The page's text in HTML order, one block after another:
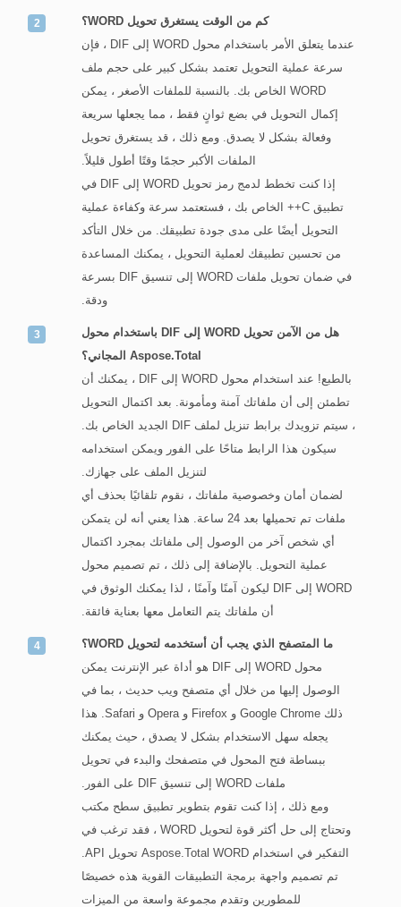
كم من الوقت يستغرق تحويل WORD؟
عندما يتعلق الأمر باستخدام محول WORD إلى DIF ، فإن
سرعة عملية التحويل تعتمد بشكل كبير على حجم ملف
WORD الخاص بك. بالنسبة للملفات الأصغر ، يمكن
إكمال التحويل في بضع ثوانٍ فقط ، مما يجعلها سريعة
وفعالة بشكل لا يصدق. ومع ذلك ، قد يستغرق تحويل
الملفات الأكبر حجمًا وقتًا أطول قليلاً.
إذا كنت تخطط لدمج رمز تحويل WORD إلى DIF في
تطبيق C++ الخاص بك ، فستعتمد سرعة وكفاءة عملية
التحويل أيضًا على مدى جودة تطبيقك. من خلال التأكد
من تحسين تطبيقك لعملية التحويل ، يمكنك المساعدة
في ضمان تحويل ملفات WORD إلى تنسيق DIF بسرعة
ودقة.
هل من الآمن تحويل WORD إلى DIF باستخدام محول
Aspose.Total المجاني؟
بالطبع! عند استخدام محول WORD إلى DIF ، يمكنك أن
تطمئن إلى أن ملفاتك آمنة ومأمونة. بعد اكتمال التحويل
، سيتم تزويدك برابط تنزيل لملف DIF الجديد الخاص بك.
سيكون هذا الرابط متاحًا على الفور ويمكن استخدامه
لتنزيل الملف على جهازك.
لضمان أمان وخصوصية ملفاتك ، نقوم تلقائيًا بحذف أي
ملفات تم تحميلها بعد 24 ساعة. هذا يعني أنه لن يتمكن
أي شخص آخر من الوصول إلى ملفاتك بمجرد اكتمال
عملية التحويل. بالإضافة إلى ذلك ، تم تصميم محول
WORD إلى DIF ليكون آمنًا وآمنًا ، لذا يمكنك الوثوق في
أن ملفاتك يتم التعامل معها بعناية فائقة.
ما المتصفح الذي يجب أن أستخدمه لتحويل WORD؟
محول WORD إلى DIF هو أداة عبر الإنترنت يمكن
الوصول إليها من خلال أي متصفح ويب حديث ، بما في
ذلك Google Chrome و Firefox و Opera و Safari. هذا
يجعله سهل الاستخدام بشكل لا يصدق ، حيث يمكنك
ببساطة فتح المحول في متصفحك والبدء في تحويل
ملفات WORD إلى تنسيق DIF على الفور.
ومع ذلك ، إذا كنت تقوم بتطوير تطبيق سطح مكتب
وتحتاج إلى حل أكثر قوة لتحويل WORD ، فقد ترغب في
التفكير في استخدام Aspose.Total WORD تحويل API.
تم تصميم واجهة برمجة التطبيقات القوية هذه خصيصًا
للمطورين وتقدم مجموعة واسعة من الميزات